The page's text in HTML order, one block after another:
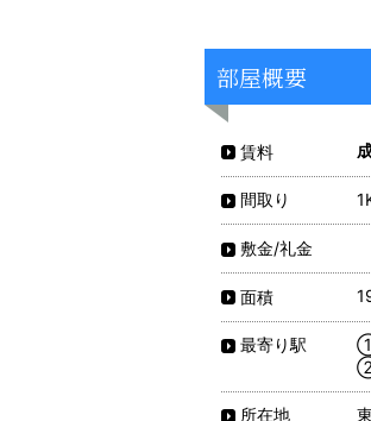
部屋概要
賃料
間取り
敷金/礼金
面積
最寄り駅
①
②
所在地